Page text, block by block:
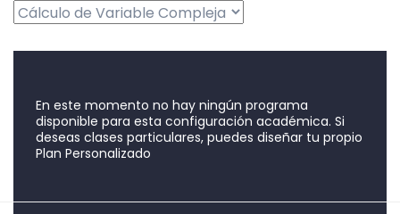
En este momento no hay ningún programa
disponible para esta configuración académica. Si
deseas clases particulares, puedes diseñar tu propio
Plan Personalizado